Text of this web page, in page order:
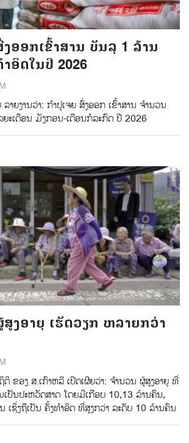
ອອກເຂົ້າສານ ບັນລຸ 1 ລ້ານ
ອິດໃນປີ 2026
ລາຍງານວ່າ: ກໍາປູເຈຍ ສົ່ງອອກ ເຂົ້າສານ ຈຳນວນ
ະເດືອນ ມັງກອນ-ເດືອນກໍລະກົດ ປີ 2026
ງອາຍຸ ເຮັດວຽກ ຫລາຍກວ່າ
ຂອງ ສ.ເກົາຫລີ ເປີດເຜີຍວ່າ: ຈໍານວນ ຜູ້ສູງອາຍຸ ທີ່
ເປັນປະຫວັດສາດ ໂດຍມີເກືອບ 10,13 ລ້ານຄົນ,
ຊິ່ງຖືເປັນ ຄັ້ງທຳອິດ ທີ່ສູງກວ່າ ລະດັບ 10 ລ້ານຄົນ